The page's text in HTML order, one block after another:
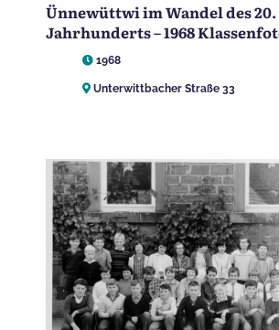
Ünnewüttwi im Wandel des 20.
Jahrhunderts – 1968
1968
Unterwittbacher Straße 33